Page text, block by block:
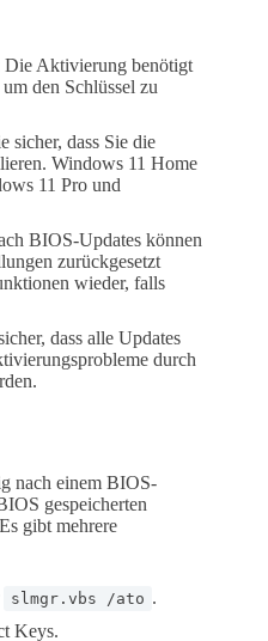
Die Aktivierung benötigt
den Schlüssel zu
sicher, dass Sie die
Windows 11 Home
11 Pro und
BIOS-Updates können
zurückgesetzt
wieder, falls
dass alle Updates
durch
nach einem BIOS-
gespeicherten
gibt mehrere
slmgr.vbs /ato .
Keys.